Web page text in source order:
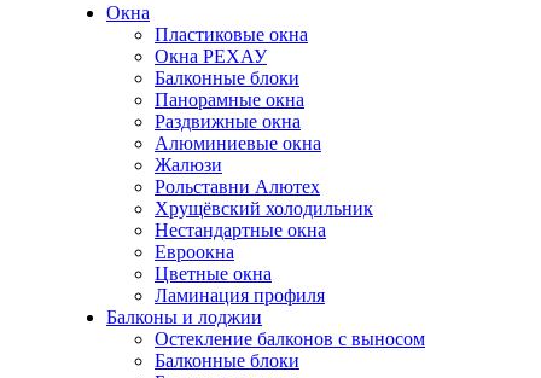
Окна
Пластиковые окна
Окна РЕХАУ
Балконные блоки
Панорамные окна
Раздвижные окна
Алюминиевые окна
Жалюзи
Рольставни Алютех
Хрущёвский холодильник
Нестандартные окна
Евроокна
Цветные окна
Ламинация профиля
Балконы и лоджии
Остекление балконов с выносом
Балконные блоки